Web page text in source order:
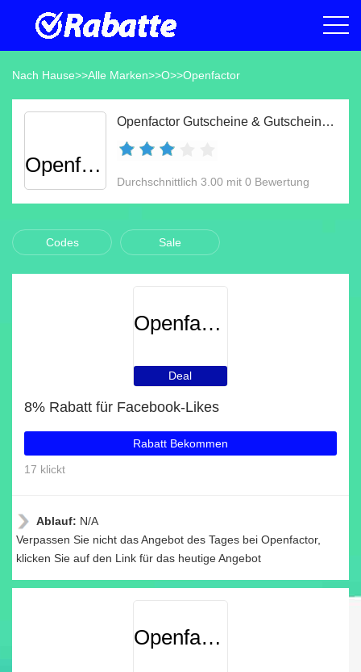
Nach Hause>>Alle Marken>>O>>Openfactor
Openfactor
Openfactor Gutscheine & Gutscheincodes Aug 2026
Durchschnittlich 3.00 mit 0 Bewertung
Codes Sale
Openfactor
Deal
8% Rabatt für Facebook-Likes
Rabatt Bekommen
17 klickt
Ablauf: N/A
Verpassen Sie nicht das Angebot des Tages bei Openfactor,
klicken Sie auf den Link für das heutige Angebot
Openfactor